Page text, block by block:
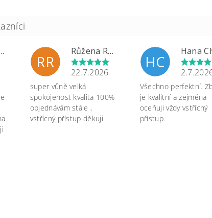
Dvořáková
RR
Růžena Rypková
22.7.2026
super vůně velká
spokojenost kvalita 100%
objednávám stále ,
vstřícný přístup děkuji
HC
Všechno perfektní.
je kvalitní a zejména
oceňuji vždy vstřícný
přístup.